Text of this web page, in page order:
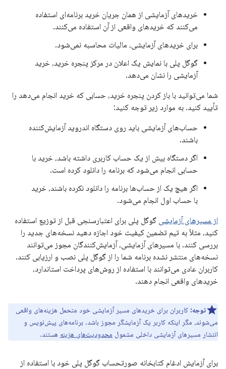
خریدهای آزمایشی از همان جریان خرید برنامه‌ای استفاده
می‌کنند که خریدهای واقعی از آن استفاده می‌کنند.
برای خریدهای آزمایشی، مالیات محاسبه نمی‌شود.
گوگل پلی با نمایش یک اعلان در مرکز پنجره خرید، خرید
آزمایشی را نشان می‌دهد.
شما می‌توانید با باز کردن پنجره خرید، حسابی که خرید انجام می‌دهد را
تأیید کنید. به موارد زیر توجه کنید:
حساب‌های آزمایشی باید روی دستگاه اندروید آزمایش‌کننده
باشند.
اگر دستگاه بیش از یک حساب کاربری داشته باشد، خرید با
حسابی انجام می‌شود که برنامه را دانلود کرده است.
اگر هیچ یک از حساب‌ها برنامه را دانلود نکرده باشند، خرید
با حساب اول انجام می‌شود.
از مسیرهای آزمایشی گوگل پلی برای اعتبارسنجی قبل از توزیع استفاده
کنید، مثلاً به تیم تضمین کیفیت خود اجازه دهید نسخه‌های جدید را
بررسی کنند. با مسیرهای آزمایشی، آزمایش‌کنندگان مجوز می‌توانند
نسخه‌های منتشر نشده برنامه شما را از گوگل پلی نصب و ارزیابی کنند.
کاربران عادی می‌توانند با استفاده از روش‌های پرداخت استاندارد،
خریدهای واقعی انجام دهند.
توجه: کاربران برای خریدهای مسیر آزمایشی خود متحمل هزینه‌های واقعی
می‌شوند، مگر اینکه کاربر یک آزمایشگر مجوز باشد. برنامه‌های پیش‌نویس و
انتشار مسیرهای آزمایشی داخلی مشمول محدودیت‌های هزینه هستند.
برای آزمایش ادغام کتابخانه صورتحساب گوگل پلی خود با استفاده از